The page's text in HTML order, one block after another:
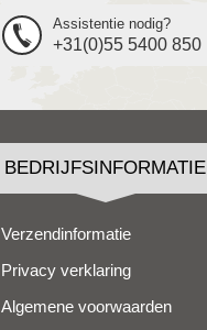
Assistentie nodig?
+31(0)55 5400 850
BEDRIJFSINFORMATIE
Verzendinformatie
Privacy verklaring
Algemene voorwaarden